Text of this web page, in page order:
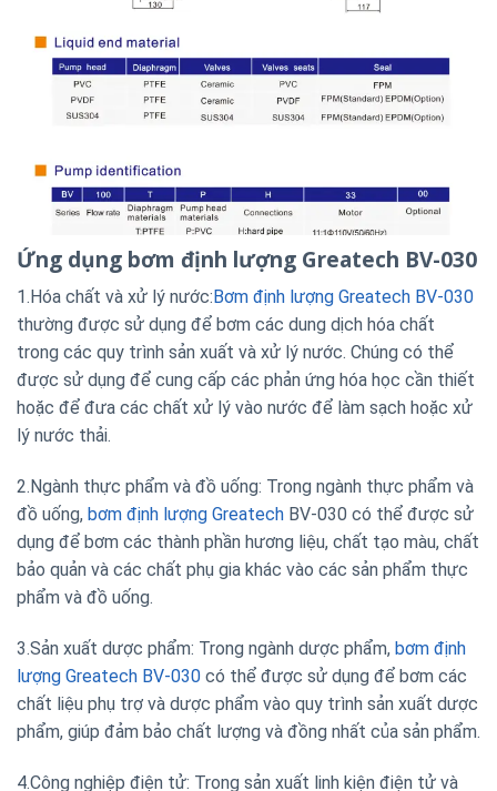
Ứng dụng bơm định lượng Greatech BV-030
1.Hóa chất và xử lý nước: Bơm định lượng Greatech BV-030
thường được sử dụng để bơm các dung dịch hóa chất
trong các quy trình sản xuất và xử lý nước. Chúng có thể
được sử dụng để cung cấp các phản ứng hóa học cần thiết
hoặc để đưa các chất xử lý vào nước để làm sạch hoặc xử
lý nước thải.
2.Ngành thực phẩm và đồ uống: Trong ngành thực phẩm và
đồ uống, bơm định lượng Greatech BV-030 có thể được sử
dụng để bơm các thành phần hương liệu, chất tạo màu, chất
bảo quản và các chất phụ gia khác vào các sản phẩm thực
phẩm và đồ uống.
3.Sản xuất dược phẩm: Trong ngành dược phẩm, bơm định
lượng Greatech BV-030 có thể được sử dụng để bơm các
chất liệu phụ trợ và dược phẩm vào quy trình sản xuất dược
phẩm, giúp đảm bảo chất lượng và đồng nhất của sản phẩm.
4.Công nghiệp điện tử: Trong sản xuất linh kiện điện tử và